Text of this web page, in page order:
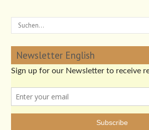
Newsletter English